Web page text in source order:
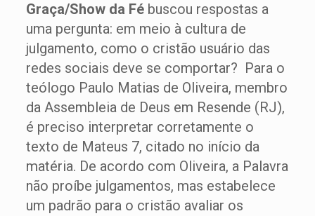
Graça/Show da Fébuscou respostas a
uma pergunta: em meio à cultura de
julgamento, como o cristão usuário das
redes sociais deve se comportar? Para o
teólogo Paulo Matias de Oliveira, membro
da Assembleia de Deus em Resende (RJ),
é preciso interpretar corretamente o
texto de Mateus 7, citado no início da
matéria. De acordo com Oliveira, a Palavra
não proíbe julgamentos, mas estabelece
um padrão para o cristão avaliar os